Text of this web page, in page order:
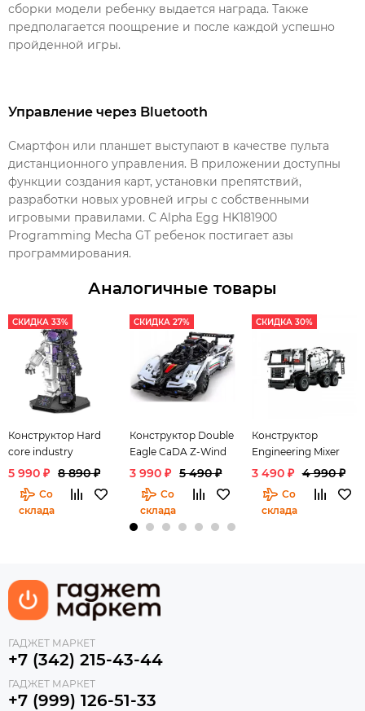
сборки модели ребенку выдается награда. Также
предполагается поощрение и после каждой успешно
пройденной игры.
Управление через Bluetooth
Смартфон или планшет выступают в качестве пульта
дистанционного управления. В приложении доступны
функции создания карт, установки препятствий,
разработки новых уровней игры с собственными
игровыми правилами. С Alpha Egg HK181900
Programming Mecha GT ребенок постигает азы
программирования.
Аналогичные товары
СКИДКА 33%
Конструктор Hard
core industry
Astronaut
5 990 ₽ 8 890 ₽
Со
склада
СКИДКА 27%
Конструктор Double
Eagle CaDA Z-Wind
3 990 ₽ 5 490 ₽
Со
склада
СКИДКА 30%
Конструктор
Engineering Mixer
3 490 ₽ 4 990 ₽
Со
склада
ГАДЖЕТ МАРКЕТ
+7 (342) 215-43-44
ГАДЖЕТ МАРКЕТ
+7 (999) 126-51-33